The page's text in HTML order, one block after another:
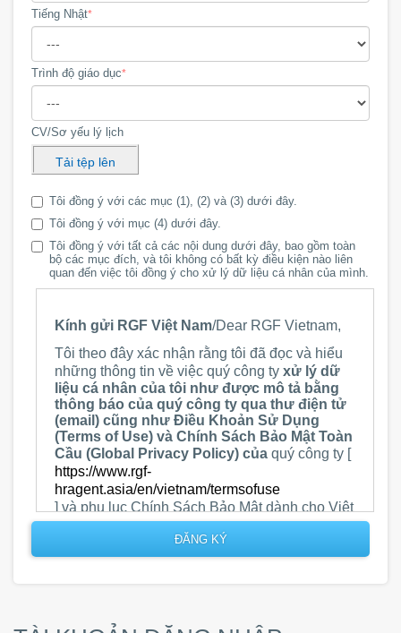
Tiếng Nhật*
Trình độ giáo dục*
CV/Sơ yếu lý lịch
Tải tệp lên
Tôi đồng ý với các mục (1), (2) và (3) dưới đây.
Tôi đồng ý với mục (4) dưới đây.
Tôi đồng ý với tất cả các nội dung dưới đây, bao gồm toàn
bộ các mục đích, và tôi không có bất kỳ điều kiện nào liên
quan đến việc tôi đồng ý cho xử lý dữ liệu cá nhân của mình.
Kính gửi RGF Việt Nam/Dear RGF Vietnam,
Tôi theo đây xác nhận rằng tôi đã đọc và hiểu
những thông tin về việc quý công ty xử lý dữ
liệu cá nhân của tôi như được mô tả bằng
thông báo của quý công ty qua thư điện tử
(email) cũng như Điều Khoản Sử Dụng
(Terms of Use) và Chính Sách Bảo Mật Toàn
Cầu (Global Privacy Policy) của quý công ty [
https://www.rgf-
hragent.asia/en/vietnam/termsofuse
] và phụ lục Chính Sách Bảo Mật dành cho Việt
Nam (Vietnam annex of the Privacy Policy) [
https://www.rgf-hr.com/global-privacy-policy-
annex-vietnam